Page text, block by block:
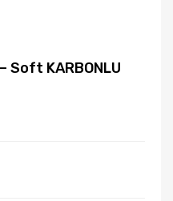
Soft KARBONLU